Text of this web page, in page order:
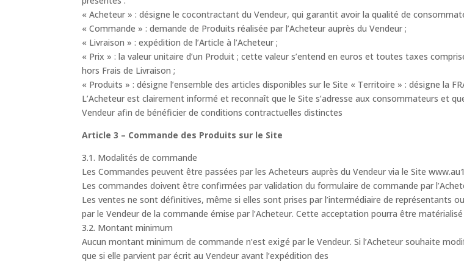
« Acheteur » : désigne le cocontractant du Vendeur, qui garantit avoir la qualité de
« Commande » : demande de Produits réalisée par l’Acheteur auprès du Vendeur ;
« Livraison » : expédition de l’Article à l’Acheteur ;
« Prix » : la valeur unitaire d’un Produit ; cette valeur s’entend en euros et toutes taxes
hors Frais de Livraison ;
« Produits » : désigne l’ensemble des articles disponibles sur le Site « Territoire » : désigne la
L’Acheteur est clairement informé et reconnaît que le Site s’adresse aux consommateurs et
Vendeur afin de bénéficier de conditions contractuelles distinctes
Article 3 – Commande des Produits sur le Site
3.1. Modalités de commande
Les Commandes peuvent être passées par les Acheteurs auprès du Vendeur via le Site
Les commandes doivent être confirmées par validation du formulaire de commande par
Les ventes ne sont définitives, même si elles sont prises par l’intermédiaire de représentants
par le Vendeur de la commande émise par l’Acheteur. Cette acceptation pourra être
3.2. Montant minimum
Aucun montant minimum de commande n’est exigé par le Vendeur. Si l’Acheteur souhaite
que si elle parvient par écrit au Vendeur avant l’expédition des